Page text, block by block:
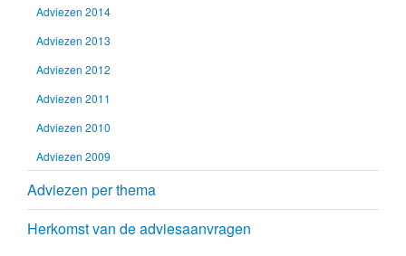
Adviezen 2014
Adviezen 2013
Adviezen 2012
Adviezen 2011
Adviezen 2010
Adviezen 2009
Adviezen per thema
Herkomst van de adviesaanvragen